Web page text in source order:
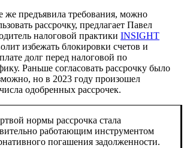
же предъявила требования, можно
рассрочку, предлагает Павел
налоговой практики INSIGHT
избежать блокировки счетов и
долг перед налоговой по
Раньше согласовать рассрочку было
но в 2023 году произошел
одобренных рассрочек.
нормы рассрочка стала
работающим инструментом
погашения задолженности.